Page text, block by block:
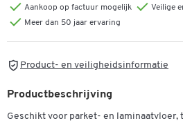
Aankoop op factuur mogelijk
Veilige
Meer dan 50 jaar ervaring
Product- en veiligheidsinformatie
Productbeschrijving
Geschikt voor parket- en laminaatvloer,